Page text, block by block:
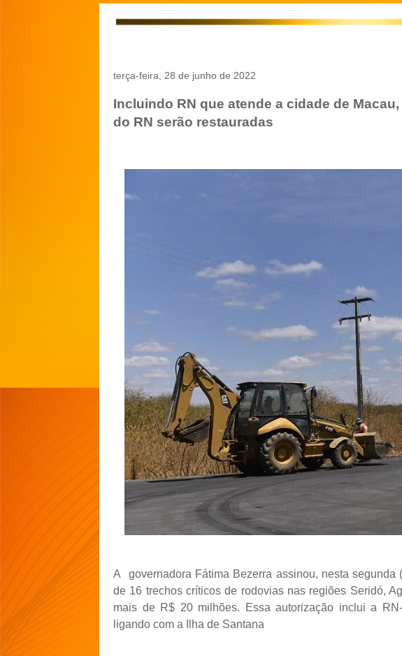
terça-feira, 28 de junho de 2022
Incluindo RN que atende a cidade de
do RN serão restauradas
A
governadora Fátima Bezerra assinou, nesta
de 16 trechos críticos de rodovias nas regiões Seridó,
mais de R$ 20 milhões. Essa autorização inclui a
ligando com a Ilha de Santana